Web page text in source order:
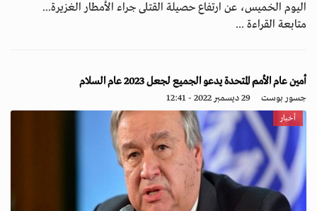
اليوم الخميس، عن ارتفاع حصيلة القتلى جراء الأمطار الغزيرة...
متابعة القراءة ...
أمين عام الأمم المتحدة يدعو الجميع لجعل 2023 عام السلام
جسور بوست 29 ديسمبر 2022 - 12:41
أخبار